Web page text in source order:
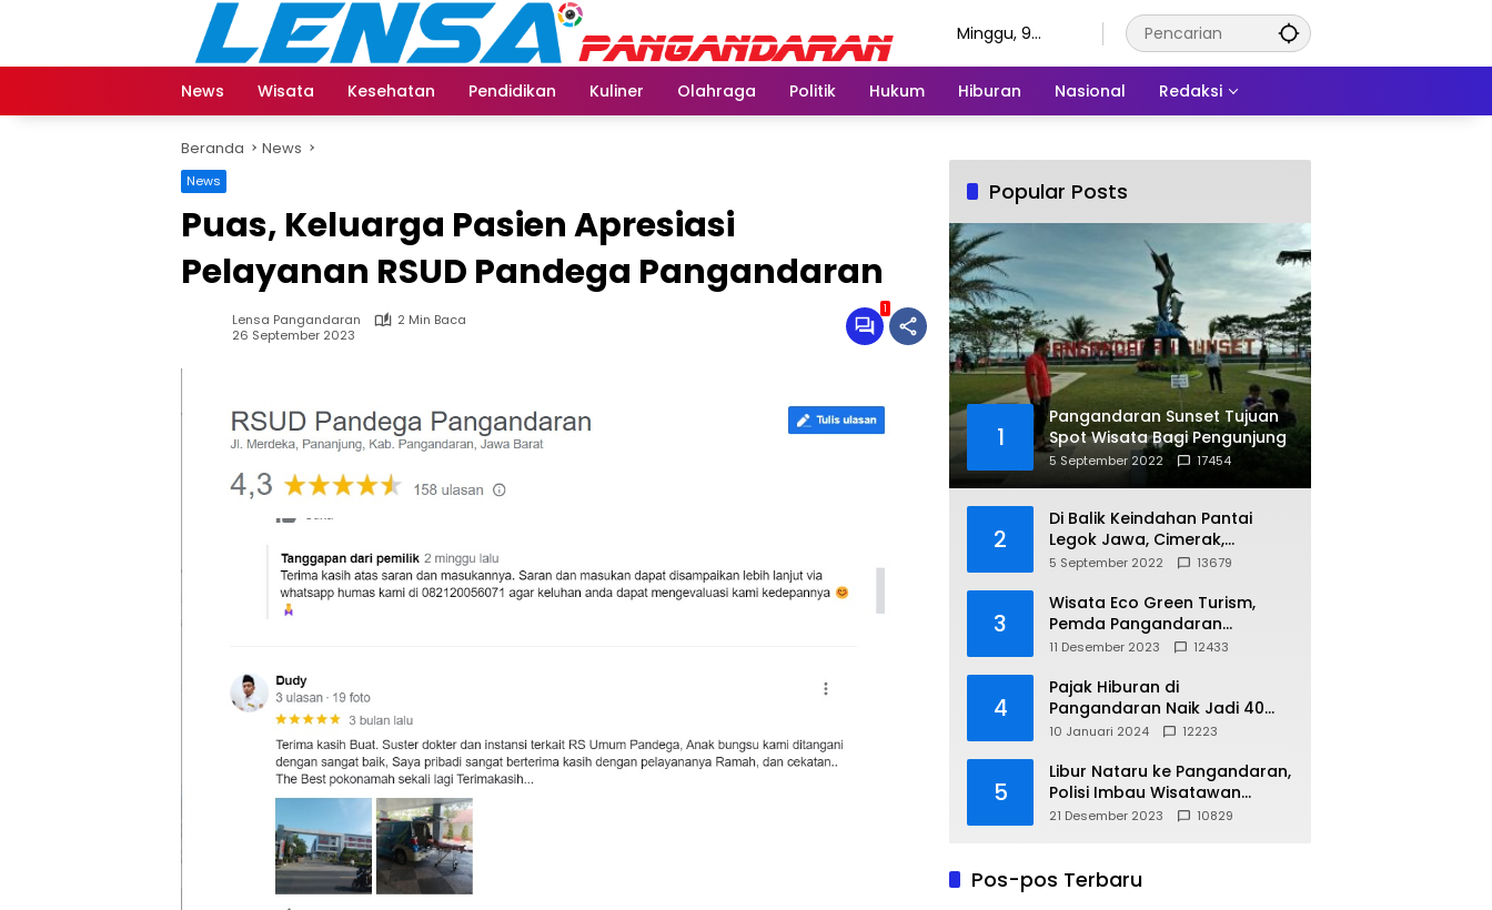
Minggu, 9
News
Wisata Kesehatan Pendidikan Kuliner Olahraga Politik Hukum Hiburan Nasional Redaksi
Beranda News
News
Puas, Keluarga Pasien Apresiasi
Pelayanan RSUD Pandega Pangandaran
Lensa Pangandaran
2 Min Baca
26 September 2023
1
Popular Posts
1
Pangandaran Sunset Tujuan
Spot Wisata Bagi Pengunjung
5 September 2022 17454
2
Di Balik Keindahan Pantai
Legok Jawa, Cimerak,
Pangandaran
5 September 2022 13679
3
Wisata Eco Green Turism,
Pemda Pangandaran
Gandeng PLN
11 Desember 2023 12433
4
Pajak Hiburan di
Pangandaran Naik Jadi 40
Persen
10 Januari 2024 12223
5
Libur Nataru ke Pangandaran,
Polisi Imbau Wisatawan
Gunakan Jalur Arteri
21 Desember 2023 10829
Pos-pos Terbaru